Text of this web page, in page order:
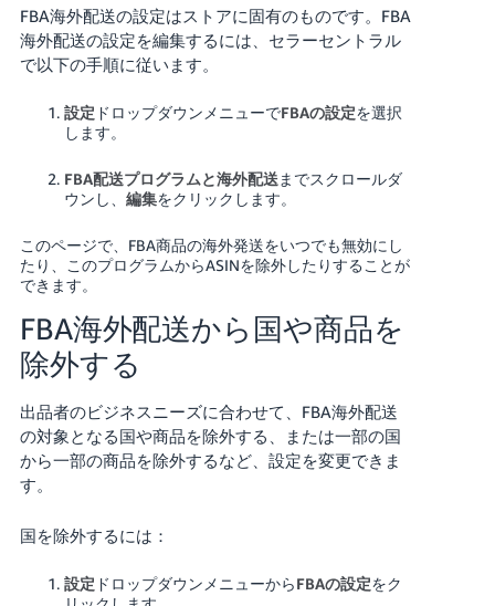
FBA海外配送の設定はストアに固有のものです。FBA
海外配送の設定を編集するには、セラーセントラル
で以下の手順に従います。
設定 ドロップダウンメニューでFBAの設定を選択
します。
FBA配送プログラムと海外配送 までスクロールダ
ウンし、 編集をクリックします。
このページで、FBA商品の海外発送をいつでも無効にし
たり、このプログラムからASINを除外したりすることが
できます。
FBA海外配送から国や商品を
除外する
出品者のビジネスニーズに合わせて、FBA海外配送
の対象となる国や商品を除外する、または一部の国
から一部の商品を除外するなど、設定を変更できま
す。
国を除外するには：
設定 ドロップダウンメニューからFBAの設定をク